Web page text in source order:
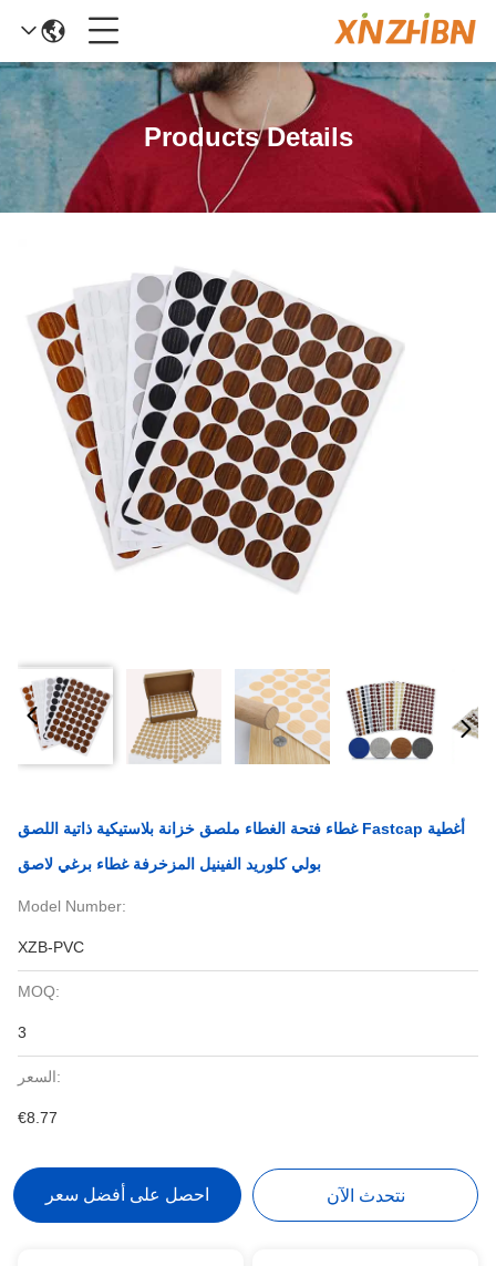
Products Details
غطاء فتحة الغطاء ملصق خزانة بلاستيكية ذاتية اللصق Fastcap أغطية
بولي كلوريد الفينيل المزخرفة غطاء برغي لاصق
Model Number:
XZB-PVC
MOQ:
3
السعر:
€8.77
احصل على أفضل سعر نتحدث الآن